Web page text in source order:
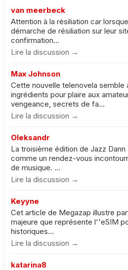
van meerbeck
Attention à la résiliation car
démarche de résiliation sur leur
confirmation...
Lire la discussion →
Max Johnson
Cette nouvelle telenovela semble
ingrédients pour plaire aux
vengeance, secrets de fa...
Lire la discussion →
Oleksandr
La troisième édition de Jazz Dann
comme un rendez-vous
de musique. ...
Lire la discussion →
Keyyne
Cet article de Megazap illustre
majeure que représente l''eSIM
historiques...
Lire la discussion →
katarina8